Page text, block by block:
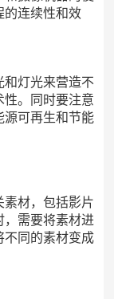
的连续性和效
和灯光来营造不
性。同时要注意
源可再生和节能
素材，包括影片
，需要将素材进
不同的素材变成